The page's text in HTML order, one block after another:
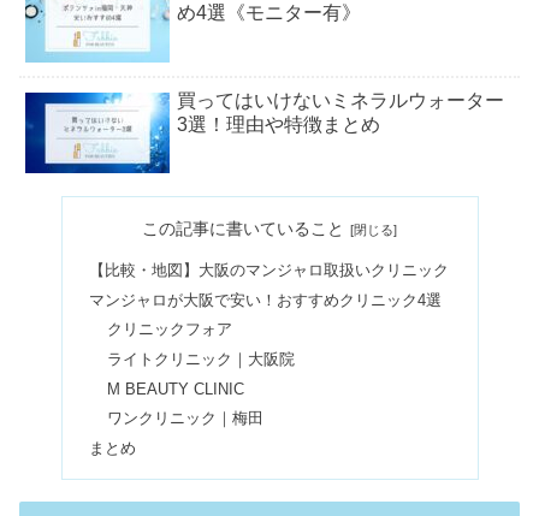
め4選《モニター有》
買ってはいけないミネラルウォーター
3選！理由や特徴まとめ
10選！20代・30代向けで安い
エロい服装ブランド！肌見せ＆男ウケ
でおすすめ5選
この記事に書いていること
【比較・地図】大阪のマンジャロ取扱いクリニック
マンジャロが大阪で安い！おすすめクリニック4選
クリニックフォア
ライトクリニック｜大阪院
M BEAUTY CLINIC
ワンクリニック｜梅田
まとめ